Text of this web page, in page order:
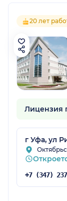
20 лет
Лицензия
г Уфа, ул